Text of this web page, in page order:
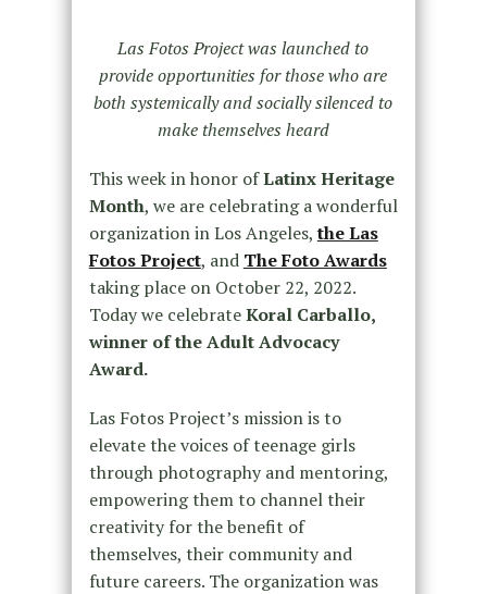
Las Fotos Project was launched to
provide opportunities for those who are
both systemically and socially silenced to
make themselves heard
This week in honor ofLatinx Heritage
Month, we are celebrating a wonderful
organization in Los Angeles,the Las
Fotos Project, and The Foto Awards
taking place on October 22, 2022.
Today we celebrateKoral Carballo,
winner of the Adult Advocacy
Award.
Las Fotos Project’s mission is to
elevate the voices of teenage girls
through photography and mentoring,
empowering them to channel their
creativity for the benefit of
themselves, their community and
future careers. The organization was